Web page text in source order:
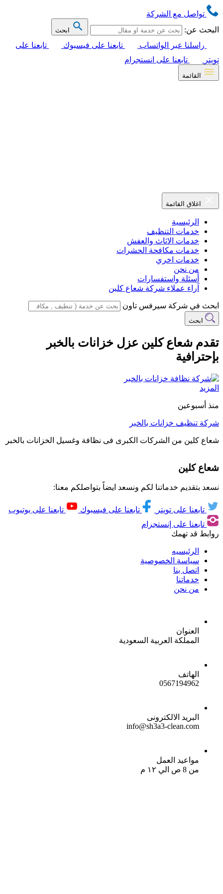
تواصل مع الشركة
البحث عن:
ابحث
راسلنا عبر الواتساب تابعنا على فيسبوك
تابعنا على
تويتر
تابعنا على انستجرام
القائمة
اغلاق القائمة
الرئيسية
خدمات التنظيف
خدمات الاثاث والعفش
خدمات مكافحة الحشرات
خدمات اخري
من نحن
أسئلة واستفسارات
آراء عملاء شركة شعاع كلين
ابحث في شركة سيرفس تاون
ابحث
تقدم شعاع كلين عزل خزانات بالخبر
بإحترافية
المزيد
منذ أسبوعين
شركة تنظيف خزانات بالخبر
شعاع كلين من الشركات الكبرى فى نظافة وغسيل الخزانات بالخبر
شعاع كلين
نسعد بتقديم خدماتنا لكم ونسعد ايضاً بتواصلكم معنا:
تابعنا على تويتر تابعنا على فيسبوك
تابعنا على يوتيوب
تابعنا على إنستجرام
روابط قد تهمك
الرئيسيه
سياسة الخصوصية
اتصل بنا
خدماتنا
من نحن
العنوان
المملكة العربية السعودية
الهاتف
0567194962
البريد الالكترونى
info@sh3a3-clean.com
مواعيد العمل
من 8 ص الي ١٢ م